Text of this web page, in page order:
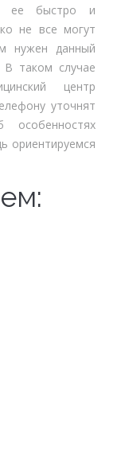
ее быстро и
не все могут
нужен данный
таком случае
центр
уточнят
ориентируемся